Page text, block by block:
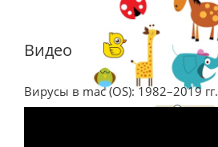
Видео
Вирусы в mac (OS): 1982–2019 гг.